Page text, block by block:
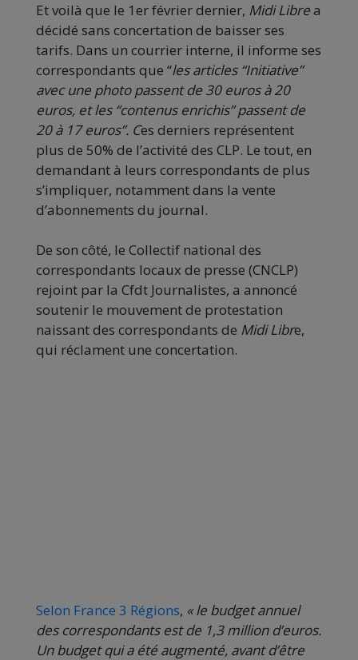
Et voilà que le 1er février dernier, Midi Librea
décidé sans concertation de baisser ses
tarifs. Dans un courrier interne, il informe ses
correspondants que “les articles “Initiative”
avec une photo passent de 30 euros à 20
euros, et les “contenus enrichis” passent de
20 à 17 euros”. Ces derniers représentent
plus de 50% de l’activité des CLP. Le tout, en
demandant à leurs correspondants de plus
s’impliquer, notamment dans la vente
d’abonnements du journal.
De son côté, le Collectif national des
correspondants locaux de presse (CNCLP)
rejoint par la Cfdt Journalistes, a annoncé
soutenir le mouvement de protestation
naissant des correspondants de Midi Libre,
qui réclament une concertation.
Selon France 3 Régions, «le budget annuel
des correspondants est de 1,3 million d’euros.
Un budget qui a été augmenté, avant d’être